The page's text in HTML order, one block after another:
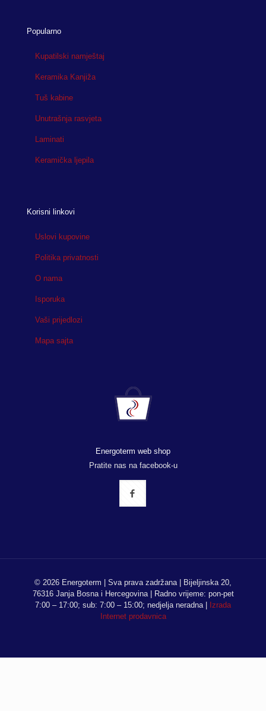
Popularno
Kupatilski namještaj
Keramika Kanjiža
Tuš kabine
Unutrašnja rasvjeta
Laminati
Keramička ljepila
Korisni linkovi
Uslovi kupovine
Politika privatnosti
O nama
Isporuka
Vaši prijedlozi
Mapa sajta
Energoterm web shop
Pratite nas na facebook-u
© 2026 Energoterm | Sva prava zadržana | Bijeljinska 20,
76316 Janja Bosna i Hercegovina | Radno vrijeme: pon-pet
7:00 – 17:00; sub: 7:00 – 15:00; nedjelja neradna |
Izrada
Internet prodavnica